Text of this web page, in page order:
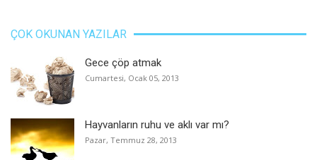
ÇOK OKUNAN YAZILAR
Gece çöp atmak
Cumartesi, Ocak 05, 2013
Hayvanların ruhu ve aklı var mı?
Pazar, Temmuz 28, 2013